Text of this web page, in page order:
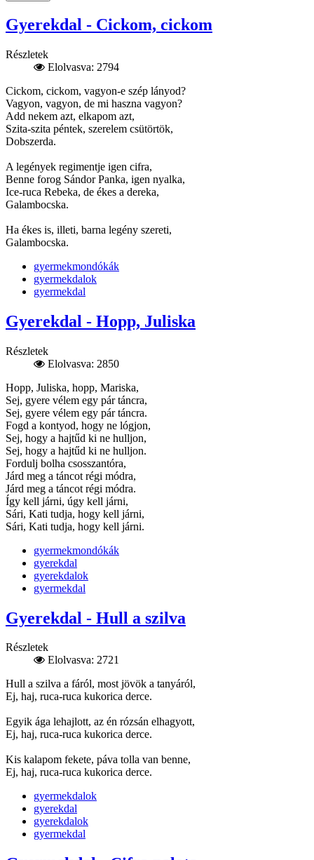
Gyerekdal - Cickom, cickom
Részletek
Elolvasva: 2794
Cickom, cickom, vagyon-e szép lányod?
Vagyon, vagyon, de mi haszna vagyon?
Add nekem azt, elkapom azt,
Szita-szita péntek, szerelem csütörtök,
Dobszerda.
A legények regimentje igen cifra,
Benne forog Sándor Panka, igen nyalka,
Ice-ruca Rebeka, de ékes a dereka,
Galambocska.
Ha ékes is, illeti, barna legény szereti,
Galambocska.
gyermekmondókák
gyermekdalok
gyermekdal
Gyerekdal - Hopp, Juliska
Részletek
Elolvasva: 2850
Hopp, Juliska, hopp, Mariska,
Sej, gyere vélem egy pár táncra,
Sej, gyere vélem egy pár táncra.
Fogd a kontyod, hogy ne lógjon,
Sej, hogy a hajtűd ki ne hulljon,
Sej, hogy a hajtűd ki ne hulljon.
Fordulj bolha csosszantóra,
Járd meg a táncot régi módra,
Járd meg a táncot régi módra.
Így kell járni, úgy kell járni,
Sári, Kati tudja, hogy kell járni,
Sári, Kati tudja, hogy kell járni.
gyermekmondókák
gyerekdal
gyerekdalok
gyermekdal
Gyerekdal - Hull a szilva
Részletek
Elolvasva: 2721
Hull a szilva a fáról, most jövök a tanyáról,
Ej, haj, ruca-ruca kukorica derce.
Egyik ága lehajlott, az én rózsán elhagyott,
Ej, haj, ruca-ruca kukorica derce.
Kis kalapom fekete, páva tolla van benne,
Ej, haj, ruca-ruca kukorica derce.
gyermekdalok
gyerekdal
gyerekdalok
gyermekdal